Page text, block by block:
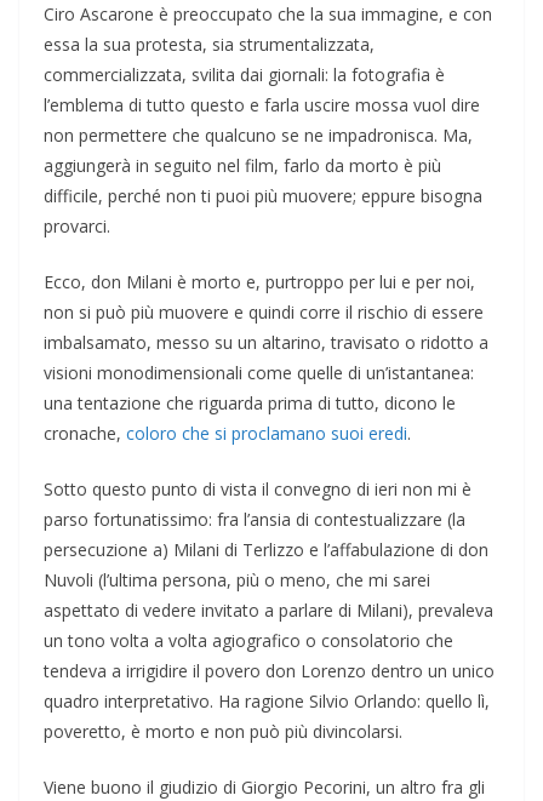
Ciro Ascarone è preoccupato che la sua immagine, e con
essa la sua protesta, sia strumentalizzata,
commercializzata, svilita dai giornali: la fotografia è
l’emblema di tutto questo e farla uscire mossa vuol dire
non permettere che qualcuno se ne impadronisca. Ma,
aggiungerà in seguito nel film, farlo da morto è più
difficile, perché non ti puoi più muovere; eppure bisogna
provarci.
Ecco, don Milani è morto e, purtroppo per lui e per noi,
non si può più muovere e quindi corre il rischio di essere
imbalsamato, messo su un altarino, travisato o ridotto a
visioni monodimensionali come quelle di un’istantanea:
una tentazione che riguarda prima di tutto, dicono le
cronache, coloro che si proclamano suoi eredi.
Sotto questo punto di vista il convegno di ieri non mi è
parso fortunatissimo: fra l’ansia di contestualizzare (la
persecuzione a) Milani di Terlizzo e l’affabulazione di don
Nuvoli (l’ultima persona, più o meno, che mi sarei
aspettato di vedere invitato a parlare di Milani), prevaleva
un tono volta a volta agiografico o consolatorio che
tendeva a irrigidire il povero don Lorenzo dentro un unico
quadro interpretativo. Ha ragione Silvio Orlando: quello lì,
poveretto, è morto e non può più divincolarsi.
Viene buono il giudizio di Giorgio Pecorini, un altro fra gli